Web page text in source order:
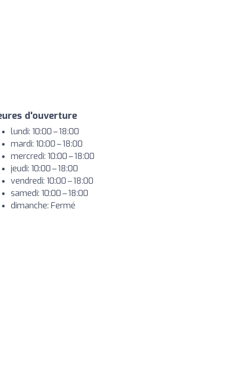
d'ouverture
lundi: 10:00 – 18:00
mardi: 10:00 – 18:00
mercredi: 10:00 – 18:00
jeudi: 10:00 – 18:00
vendredi: 10:00 – 18:00
samedi: 10:00 – 18:00
dimanche: Fermé